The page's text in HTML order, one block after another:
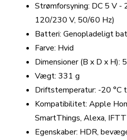
Strømforsyning: DC 5 V -
120/230 V, 50/60 Hz)
Batteri: Genopladeligt
Farve: Hvid
Dimensioner (B x D x H):
Vægt: 331 g
Driftstemperatur: -20 °C
Kompatibilitet: Apple
SmartThings, Alexa,
Egenskaber: HDR,